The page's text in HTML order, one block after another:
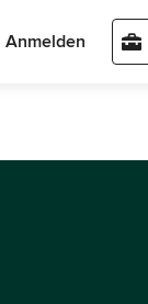
Anmelden